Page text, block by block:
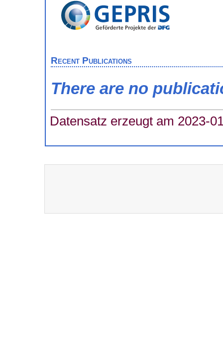
Recent Publications
There are no
Datensatz erzeugt am 2023-